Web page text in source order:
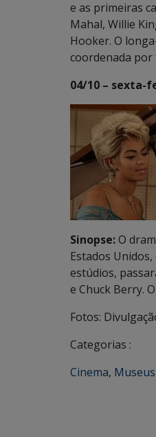
e as primeiras
Mahal, Willie
Hooker. O
coordenada por
04/10 – sexta-
Sinopse:O
Estados
estúdios,
e Chuck Berry.
Fotos:
Categorias :
Cinema, Museus